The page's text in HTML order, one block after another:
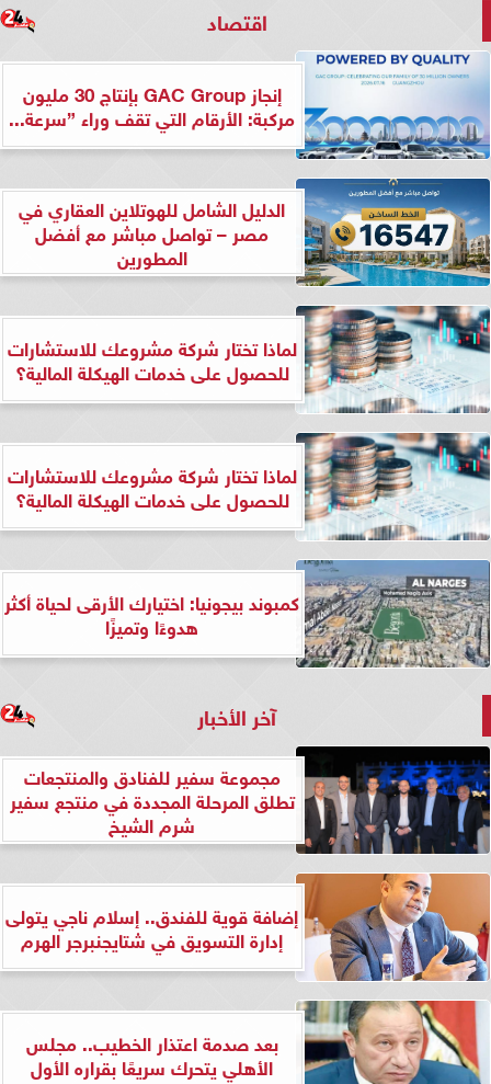
اقتصاد
إنجاز GAC Group بإنتاج 30 مليون
مركبة: الأرقام التي تقف وراء ”سرعة...
الدليل الشامل للهوتلاين العقاري في
مصر – تواصل مباشر مع أفضل
المطورين
لماذا تختار شركة مشروعك للاستشارات
للحصول على خدمات الهيكلة المالية؟
لماذا تختار شركة مشروعك للاستشارات
للحصول على خدمات الهيكلة المالية؟
كمبوند بيجونيا: اختيارك الأرقى لحياة أكثر
هدوءًا وتميزًا
آخر الأخبار
مجموعة سفير للفنادق والمنتجعات
تطلق المرحلة المجددة في منتجع سفير
شرم الشيخ
إضافة قوية للفندق.. إسلام ناجي يتولى
إدارة التسويق في شتايجنبرجر الهرم
بعد صدمة اعتذار الخطيب.. مجلس
الأهلي يتحرك سريعًا بقراره الأول